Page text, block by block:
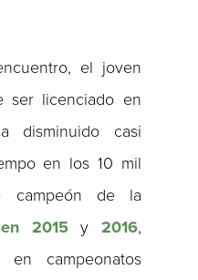
el joven
ser licenciado en
disminuido casi
en los 10 mil
campeón de la
2015y 2016,
campeonatos